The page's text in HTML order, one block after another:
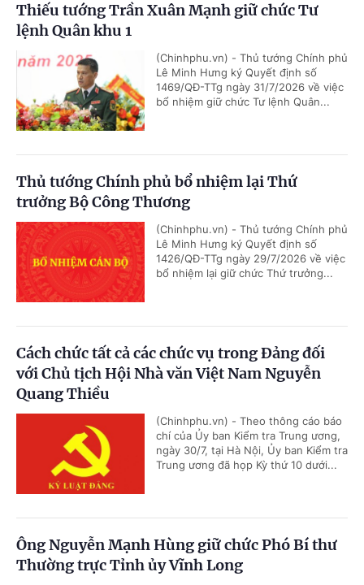
Thiếu tướng Trần Xuân Mạnh giữ chức Tư
lệnh Quân khu 1
(Chinhphu.vn) - Thủ tướng Chính phủ
Lê Minh Hưng ký Quyết định số
1469/QĐ-TTg ngày 31/7/2026 về việc
bổ nhiệm giữ chức Tư lệnh Quân...
Thủ tướng Chính phủ bổ nhiệm lại Thứ
trưởng Bộ Công Thương
(Chinhphu.vn) - Thủ tướng Chính phủ
Lê Minh Hưng ký Quyết định số
1426/QĐ-TTg ngày 29/7/2026 về việc
bổ nhiệm lại giữ chức Thứ trưởng...
Cách chức tất cả các chức vụ trong Đảng đối
với Chủ tịch Hội Nhà văn Việt Nam Nguyễn
Quang Thiều
(Chinhphu.vn) - Theo thông cáo báo
chí của Ủy ban Kiểm tra Trung ương,
ngày 30/7, tại Hà Nội, Ủy ban Kiểm tra
Trung ương đã họp Kỳ thứ 10 dưới...
Ông Nguyễn Mạnh Hùng giữ chức Phó Bí thư
Thường trực Tỉnh ủy Vĩnh Long